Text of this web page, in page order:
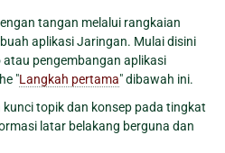
tangan melalui rangkaian
aplikasi Jaringan. Mulai disini
pengembangan aplikasi
"Langkah pertama" dibawah ini.
kunci topik dan konsep pada tingkat
latar belakang berguna dan